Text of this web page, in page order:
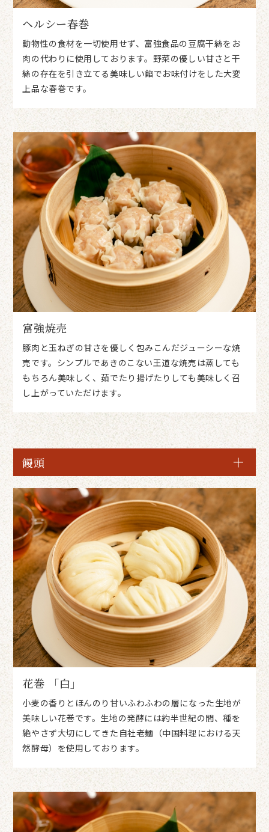
ヘルシー春巻
動物性の食材を一切使用せず、富強食品の豆腐干絲をお
肉の代わりに使用しております。野菜の優しい甘さと干
絲の存在を引き立てる美味しい餡でお味付けをした大変
上品な春巻です。
富強焼売
豚肉と玉ねぎの甘さを優しく包みこんだジューシーな焼
売です。シンプルであきのこない王道な焼売は蒸しても
もちろん美味しく、茹でたり揚げたりしても美味しく召
し上がっていただけます。
饅頭
花巻 「白」
小麦の香りとほんのり甘いふわふわの層になった生地が
美味しい花巻です。生地の発酵には約半世紀の間、種を
絶やさず大切にしてきた自社老麺（中国料理における天
然酵母）を使用しております。